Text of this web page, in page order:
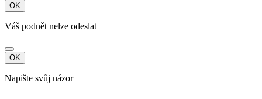
OK
Váš podnět nelze odeslat
OK
Napište svůj názor